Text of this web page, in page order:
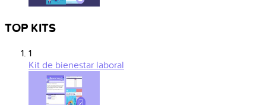
TOP KITS
1
Kit de bienestar laboral